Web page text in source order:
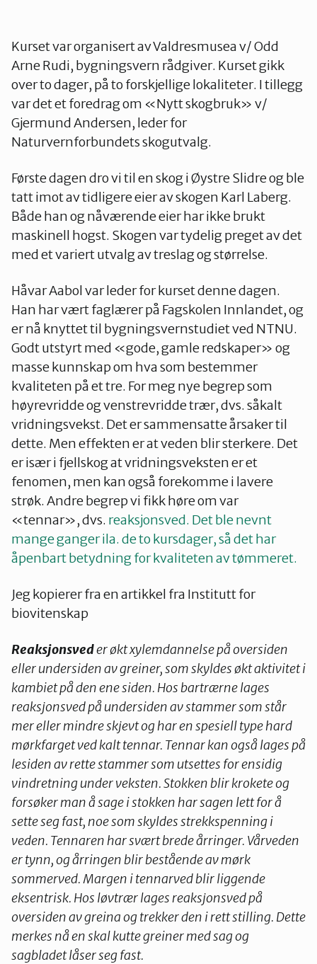
Kurset var organisert av Valdresmusea v/ Odd
Arne Rudi, bygningsvern rådgiver. Kurset gikk
over to dager, på to forskjellige lokaliteter. I tillegg
var det et foredrag om «Nytt skogbruk» v/
Gjermund Andersen, leder for
Naturvernforbundets skogutvalg.
Første dagen dro vi til en skog i Øystre Slidre og ble
tatt imot av tidligere eier av skogen Karl Laberg.
Både han og nåværende eier har ikke brukt
maskinell hogst. Skogen var tydelig preget av det
med et variert utvalg av treslag og størrelse.
Håvar Aabol var leder for kurset denne dagen.
Han har vært faglærer på Fagskolen Innlandet, og
er nå knyttet til bygningsvernstudiet ved NTNU.
Godt utstyrt med «gode, gamle redskaper» og
masse kunnskap om hva som bestemmer
kvaliteten på et tre. For meg nye begrep som
høyrevridde og venstrevridde trær, dvs. såkalt
vridningsvekst. Det er sammensatte årsaker til
dette. Men effekten er at veden blir sterkere. Det
er især i fjellskog at vridningsveksten er et
fenomen, men kan også forekomme i lavere
strøk. Andre begrep vi fikk høre om var
«tennar», dvs. reaksjonsved. Det ble nevnt
mange ganger ila. de to kursdager, så det har
åpenbart betydning for kvaliteten av tømmeret.
Jeg kopierer fra en artikkel fra Institutt for
biovitenskap
Reaksjonsveder økt xylemdannelse på oversiden
eller undersiden av greiner, som skyldes økt aktivitet i
kambiet på den ene siden. Hos bartrærne lages
reaksjonsved på undersiden av stammer som står
mer eller mindre skjevt og har en spesiell type hard
mørkfarget ved kalt tennar. Tennar kan også lages på
lesiden av rette stammer som utsettes for ensidig
vindretning under veksten. Stokken blir krokete og
forsøker man å sage i stokken har sagen lett for å
sette seg fast, noe som skyldes strekkspenning i
veden. Tennaren har svært brede årringer. Vårveden
er tynn, og årringen blir bestående av mørk
sommerved. Margen i tennarved blir liggende
eksentrisk. Hos løvtrær lages reaksjonsved på
oversiden av greina og trekker den i rett stilling. Dette
merkes nå en skal kutte greiner med sag og
sagbladet låser seg fast.